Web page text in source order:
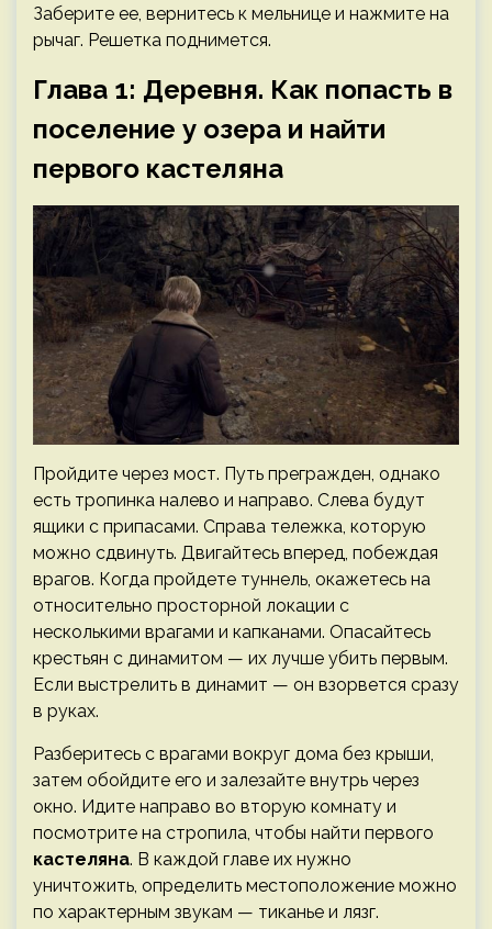
Заберите ее, вернитесь к мельнице и нажмите на
рычаг. Решетка поднимется.
Глава 1: Деревня. Как попасть в
поселение у озера и найти
первого кастеляна
Пройдите через мост. Путь прегражден, однако
есть тропинка налево и направо. Слева будут
ящики с припасами. Справа тележка, которую
можно сдвинуть. Двигайтесь вперед, побеждая
врагов. Когда пройдете туннель, окажетесь на
относительно просторной локации с
несколькими врагами и капканами. Опасайтесь
крестьян с динамитом — их лучше убить первым.
Если выстрелить в динамит — он взорвется сразу
в руках.
Разберитесь с врагами вокруг дома без крыши,
затем обойдите его и залезайте внутрь через
окно. Идите направо во вторую комнату и
посмотрите на стропила, чтобы найти первого
кастеляна. В каждой главе их нужно
уничтожить, определить местоположение можно
по характерным звукам — тиканье и лязг.